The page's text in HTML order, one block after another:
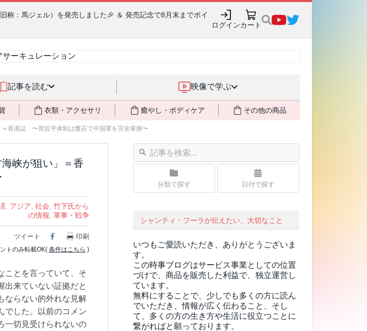
称：馬ジェル）を発売しました🎉 ＆ 発売記念で8月末までポイ
ログインカート
記事を読む 映像で学ぶ
衣類・アクセサリ 癒やし・ボディケア その他の商品
香港誌 〜習近平体制は盤石で中国軍を完全掌握〜
峡が狙い」＝香
アジア 社会 竹下氏から
の情報 軍事・戦争
ツイート Facebook
印刷
トのみ転載OK( 条件はこちら )
ことを言っていて、そ
出来ていない証拠だと
ならない的外れな見解
でした。以前のコメン
一切見受けられないの
分類で探す 日付で探す
シャンティ・フーラが伝えたい、大切なこと
いつもご愛読いただき、ありがとうございま
す。
この時事ブログはサービス事業としての位置
づけで、商品を販売した利益で、独立運営し
ています。
無料にすることで、少しでも多くの方に読ん
でいただき、情報が広く伝わること、そし
て、 多くの方の生き方や生活に役立つことに
繋がればと願っております。